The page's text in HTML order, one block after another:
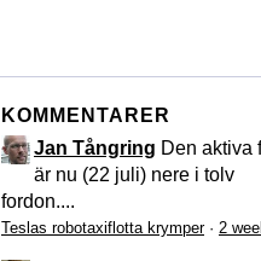
KOMMENTARER
Jan Tångring Den aktiva
är nu (22 juli) nere i tolv
fordon....
Teslas robotaxiflotta krymper· 2